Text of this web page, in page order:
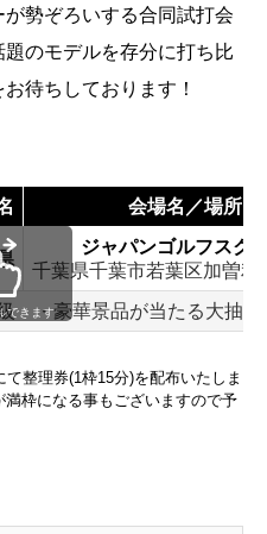
勢ぞろいする合同試打会
のモデルを存分に打ち比
待ちしております！
会場名／場所
ジャパンゴルフスク
千葉県千葉市若葉区加曽利
・豪華景品が当たる大抽選
できます
整理券(1枠15分)を配布いたしま
枠になる事もございますので予